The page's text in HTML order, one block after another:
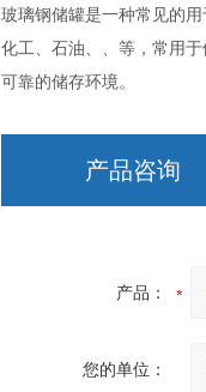
玻璃钢储罐是一种常见的
化工、石油、、等，常用
可靠的储存环境。
产品咨询
产品：
您的单位：